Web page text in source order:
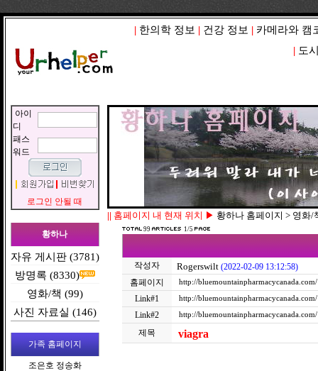
| 한의학 정보 | 건강 정보 | 카메라와 캠
| 도
아이
디
패스
워드
로그인 안될 때
황하나
자유 게시판 (3781)
방명록 (8330)
영화/책 (99)
사진 자료실 (146)
가족 홈페이지
조은호 정송화
|| 홈페이지 내 현재 위치 ▶ 황하나 홈페이지 > 영화/
99 1/5
작성자 Rogerswilt (2022-02-09 13:12:58)
홈페이지
http://bluemountainpharmacycanada.com/
Link#1 http://bluemountainpharmacycanada.com/
Link#2 http://bluemountainpharmacycanada.com/
제목 viagra